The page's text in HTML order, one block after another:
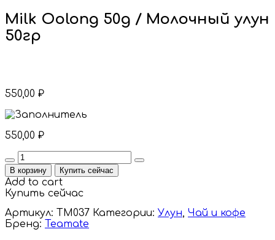
Milk Oolong 50g / Молочный улун
50гр
550,00 ₽
550,00 ₽
Quantity
В корзину Купить сейчас
Add to cart
Купить сейчас
Артикул: TM037 Категории: Улун, Чай и кофе
Бренд: Teamate